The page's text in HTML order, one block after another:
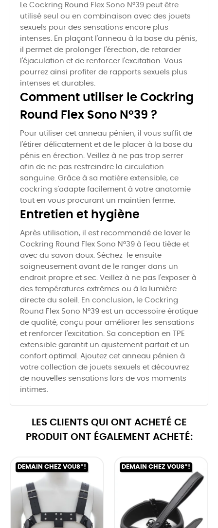
Le Cockring Round Flex Sono N°39 peut être
utilisé seul ou en combinaison avec des jouets
sexuels pour des sensations encore plus
intenses. En plaçant l'anneau à la base du pénis,
il permet de prolonger l'érection, de retarder
l'éjaculation et de renforcer l'excitation. Vous
pourrez ainsi profiter de rapports sexuels plus
intenses et durables.
Comment utiliser le Cockring
Round Flex Sono N°39 ?
Pour utiliser cet anneau pénien, il vous suffit de
l'étirer délicatement et de le placer à la base du
pénis en érection. Veillez à ne pas trop serrer
afin de ne pas restreindre la circulation
sanguine. Grâce à sa matière extensible, ce
cockring s'adapte facilement à votre anatomie
tout en vous procurant un maintien ferme.
Entretien et hygiène
Après utilisation, il est recommandé de laver le
Cockring Round Flex Sono N°39 à l'eau tiède et
avec du savon doux. Séchez-le ensuite
soigneusement avant de le ranger dans un
endroit propre et sec. Veillez à ne pas l'exposer à
des températures extrêmes ou à la lumière
directe du soleil. En conclusion, le Cockring
Round Flex Sono N°39 est un accessoire érotique
de qualité, conçu pour améliorer les sensations
et renforcer l'excitation. Sa conception en TPE
extensible garantit un ajustement parfait et un
confort optimal. Ajoutez cet anneau pénien à
votre collection de jouets sexuels et découvrez
de nouvelles sensations lors de vos moments
intimes.
LES CLIENTS QUI ONT ACHETÉ CE
PRODUIT ONT ÉGALEMENT ACHETÉ:
DEMAIN CHEZ VOUS*! DEMAIN CHEZ VOUS*!